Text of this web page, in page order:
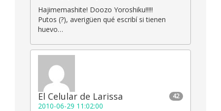
Hajimemashite! Doozo Yoroshiku!!!!!
Putos (?), averigüen qué escribí si tienen
huevo…
42
El Celular de Larissa
2010-06-29 11:02:00